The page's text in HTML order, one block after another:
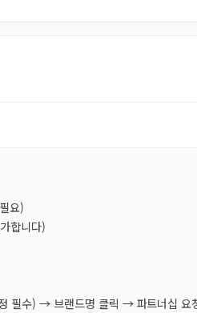
요)
합니다)
필수) → 브랜드명 클릭 → 파트너십